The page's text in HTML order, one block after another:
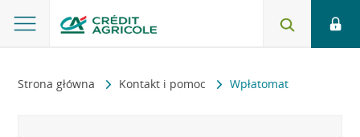
Strona główna Kontakt i pomoc Wpłatomat